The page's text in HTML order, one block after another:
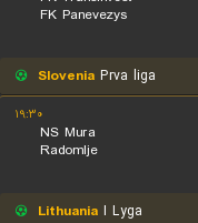
FK Panevezys
Slovenia Prva liga
۱۹:۳۰
NS Mura
Radomlje
Lithuania I Lyga